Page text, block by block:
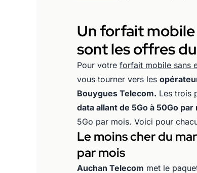
Un forfait mobile
sont les offres
Pour votre forfait mobile sans
vous tourner vers les
Bouygues Telecom. Les trois
data allant de 5Go à 50Go par
5Go par mois. Voici pour
Le moins cher du
par mois
Auchan Telecom met le